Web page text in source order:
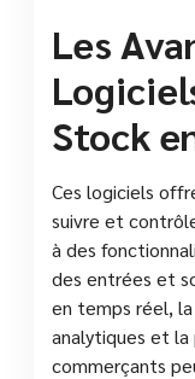
Les
Stock
Ces logiciels
suivre et
à des
des entrées et
en temps réel,
analytiques et la
commerçants